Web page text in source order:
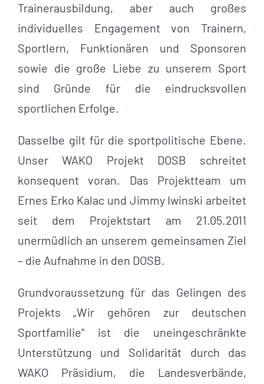
Trainerausbildung, aber auch großes
individuelles Engagement von Trainern,
Sportlern, Funktionären und Sponsoren
sowie die große Liebe zu unserem Sport
sind Gründe für die eindrucksvollen
sportlichen Erfolge.
Dasselbe gilt für die sportpolitische Ebene.
Unser WAKO Projekt DOSB schreitet
konsequent voran. Das Projektteam um
Ernes Erko Kalac und Jimmy Iwinski arbeitet
seit dem Projektstart am 21.05.2011
unermüdlich an unserem gemeinsamen Ziel
– die Aufnahme in den DOSB.
Grundvoraussetzung für das Gelingen des
Projekts „Wir gehören zur deutschen
Sportfamilie“ ist die uneingeschränkte
Unterstützung und Solidarität durch das
WAKO Präsidium, die Landesverbände,